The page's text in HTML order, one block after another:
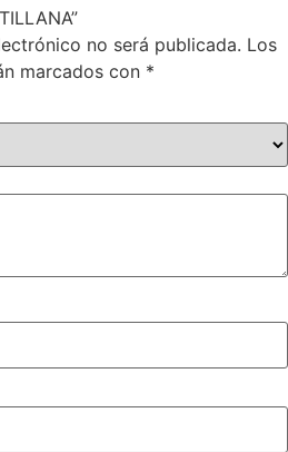
no será publicada. Los
marcados con *